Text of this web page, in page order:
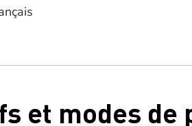
et modes de